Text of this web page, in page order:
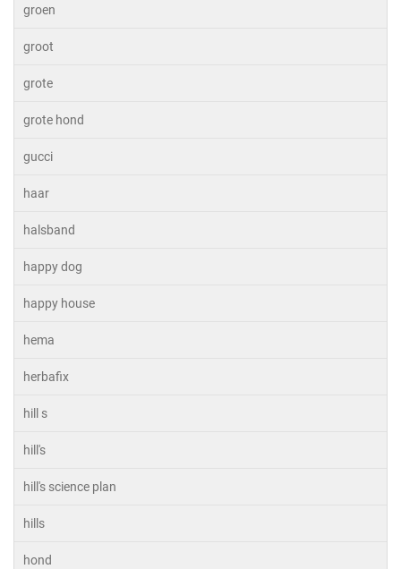
groen
groot
grote
grote hond
gucci
haar
halsband
happy dog
happy house
hema
herbafix
hill s
hill's
hill's science plan
hills
hond